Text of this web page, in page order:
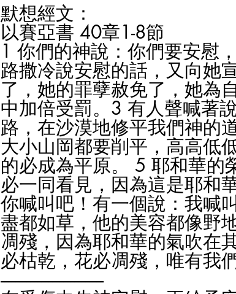
默想經文：
以賽亞書 40章1-8節
1 你們的神說：你們要安慰
路撒冷說安慰的話，又向她
了，她的罪孽赦免了，她為
中加倍受罰。3 有人聲喊著
路，在沙漠地修平我們神的
大小山岡都要削平，高高低
的必成為平原。 5 耶和華的
必一同看見，因為這是耶和
你喊叫吧！有一個說：我喊
盡都如草，他的美容都像野
凋殘，因為耶和華的氣吹在
必枯乾，花必凋殘，唯有我
----------------------------